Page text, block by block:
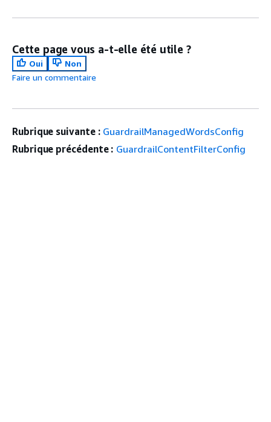
Cette page vous a-t-elle été utile ?
Oui
Non
Faire un commentaire
Rubrique suivante : GuardrailManagedWordsConfig
Rubrique précédente : GuardrailContentFilterConfig